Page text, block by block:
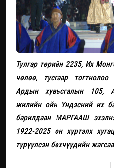
Тулгар төрийн 2235, Их
чөлөө, тусгаар
Ардын хувьсгалын 105,
жилийн ойн Үндэсний их
барилдаан МАРГААШ
1922-2025 он хүртэлх
түрүүлсэн бөхчүүдийн